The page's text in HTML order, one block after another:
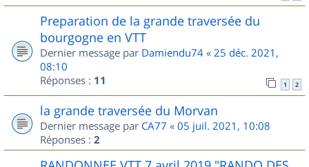
Preparation de la grande traversée du
bourgogne en VTT
Dernier message par Damiendu74 « 25 déc. 2021,
08:10
Réponses : 11 1 2
la grande traversée du Morvan
Dernier message par CA77 « 05 juil. 2021, 10:08
Réponses : 2